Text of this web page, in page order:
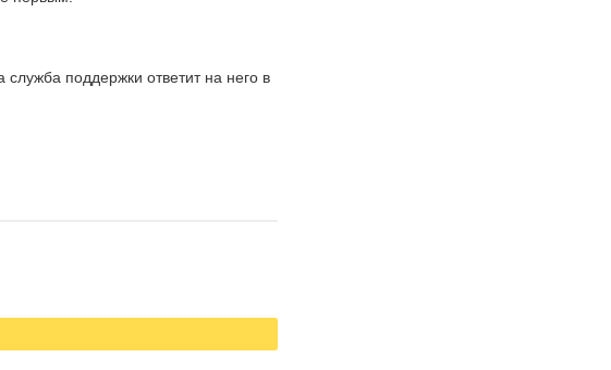
поддержки ответит на него в